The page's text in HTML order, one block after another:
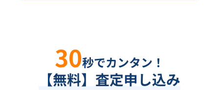
30秒でカンタン！
【無料】査定申し込み